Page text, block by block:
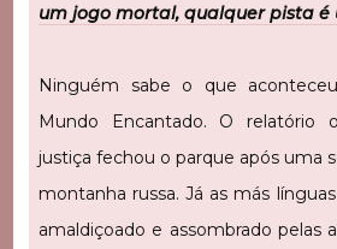
um jogo mortal, qualquer pista é
Ninguém sabe o que
Mundo Encantado. O relatório
justiça fechou o parque após uma
montanha russa. Já as más
amaldiçoado e assombrado pelas